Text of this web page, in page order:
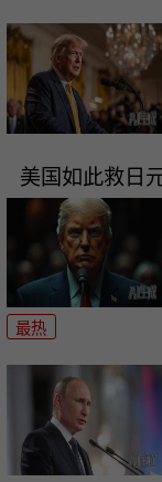
美国如此救日
最热